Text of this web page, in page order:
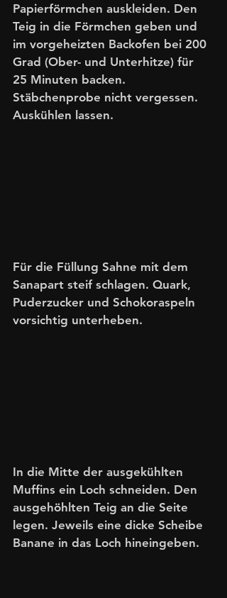
Papierförmchen auskleiden. Den
Teig in die Förmchen geben und
im vorgeheizten Backofen bei 200
Grad (Ober- und Unterhitze) für
25 Minuten backen.
Stäbchenprobe nicht vergessen.
Auskühlen lassen.
Für die Füllung Sahne mit dem
Sanapart steif schlagen. Quark,
Puderzucker und Schokoraspeln
vorsichtig unterheben.
In die Mitte der ausgekühlten
Muffins ein Loch schneiden. Den
ausgehöhlten Teig an die Seite
legen. Jeweils eine dicke Scheibe
Banane in das Loch hineingeben.